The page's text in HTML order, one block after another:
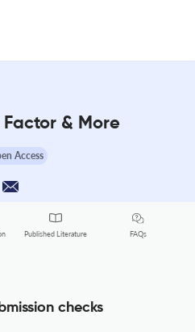
& More
Access
Published Literature FAQs
checks